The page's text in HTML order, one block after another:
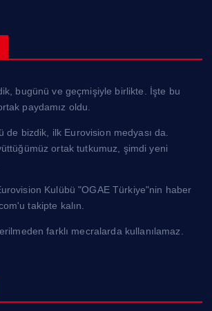
bugünü ve geçmişiyle birlikte. İşte bu
paydamız oldu.
de bizdik, ilk Eurovision medyası da.
ortak tutkumuz, şimdi yeni
Kulübü "OGAE Türkiye"nin haber
takipte kalın.
farklı mecralarda kullanılamaz.